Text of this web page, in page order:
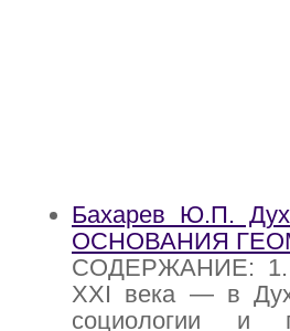
Бахарев Ю.П.
ОСНОВАНИЯ
СОДЕРЖАНИЕ: 1.
XXI века — в
социологии и